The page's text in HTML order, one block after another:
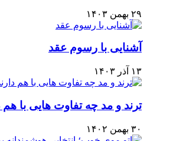
۲۹ بهمن ۱۴۰۳
آشنایی با رسوم عقد
۱۳ آذر ۱۴۰۳
ترند و مد چه تفاوت هایی با هم
۳۰ بهمن ۱۴۰۲